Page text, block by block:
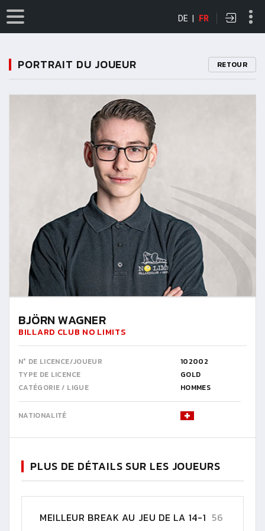
DE | FR
PORTRAIT DU JOUEUR RETOUR
BJÖRN WAGNER
BILLARD CLUB NO LIMITS
N° DE LICENCE/JOUEUR
102002
TYPE DE LICENCE
GOLD
CATÉGORIE / LIGUE
HOMMES
NATIONALITÉ
PLUS DE DÉTAILS SUR LES JOUEURS
MEILLEUR BREAK AU JEU DE LA 14-1 56